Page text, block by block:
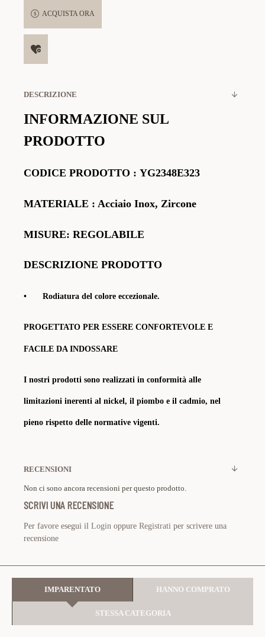
ACQUISTA ORA
DESCRIZIONE
INFORMAZIONE SUL
PRODOTTO
CODICE PRODOTTO : YG2348E323
MATERIALE : Acciaio Inox, Zircone
MISURE: REGOLABILE
DESCRIZIONE PRODOTTO
• Rodiatura del colore eccezionale.
PROGETTATO PER ESSERE CONFORTEVOLE E
FACILE DA INDOSSARE
I nostri prodotti sono realizzati in conformità alle
limitazioni inerenti al nickel, il piombo e il cadmio, nel
pieno rispetto delle normative vigenti.
RECENSIONI
Non ci sono ancora recensioni per questo prodotto.
SCRIVI UNA RECENSIONE
Per favore esegui il Login oppure Registrati per scrivere una
recensione
IMPARENTATO HANNO COMPRATO
STESSA CATEGORIA